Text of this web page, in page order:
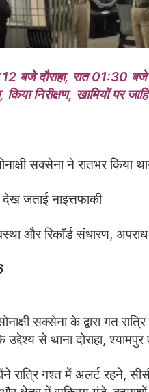
बजे दौराहा, रात 01:30
किया निरीक्षण, खामियों पर
सक्सेना ने रातभर किया
जताई नाइत्तफाकी
और रिकॉर्ड संधारण,
सक्सेना के द्वारा गत
से थाना दोराहा,
रात्रि गश्त में अलर्ट रहने,